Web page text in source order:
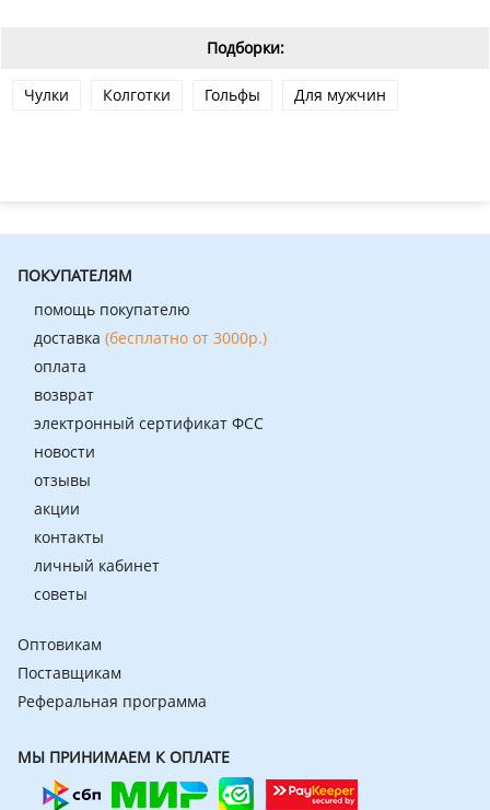
Подборки:
Чулки Колготки Гольфы Для мужчин
ПОКУПАТЕЛЯМ
помощь покупателю
доставка (бесплатно от 3000р.)
оплата
возврат
электронный сертификат ФСС
новости
отзывы
акции
контакты
личный кабинет
советы
Оптовикам
Поставщикам
Реферальная программа
МЫ ПРИНИМАЕМ К ОПЛАТЕ